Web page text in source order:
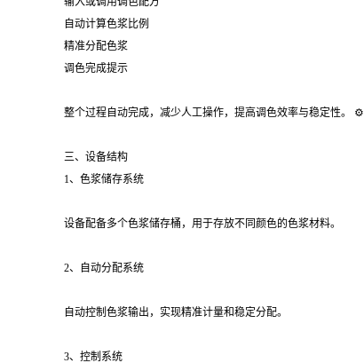
自动计算色浆比例
精准分配色浆
调色完成提示
整个过程自动完成，减少人工操作，提高调色效率与稳定性。 ⚙️
三、设备结构
1、色浆储存系统
设备配备多个色浆储存桶，用于存放不同颜色的色浆材料。
2、自动分配系统
自动控制色浆输出，实现精准计量和稳定分配。
3、控制系统